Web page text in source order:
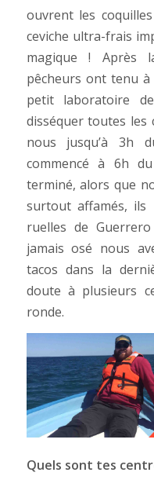
ouvrent les
ceviche ultra-frais
magique ! Après
pêcheurs ont tenu à
petit laboratoire
disséquer toutes les
nous jusqu’à 3h
commencé à 6h
terminé, alors que
surtout affamés, ils
ruelles de
jamais osé nous
tacos dans la
doute à plusieurs
ronde.
Quels sont tes